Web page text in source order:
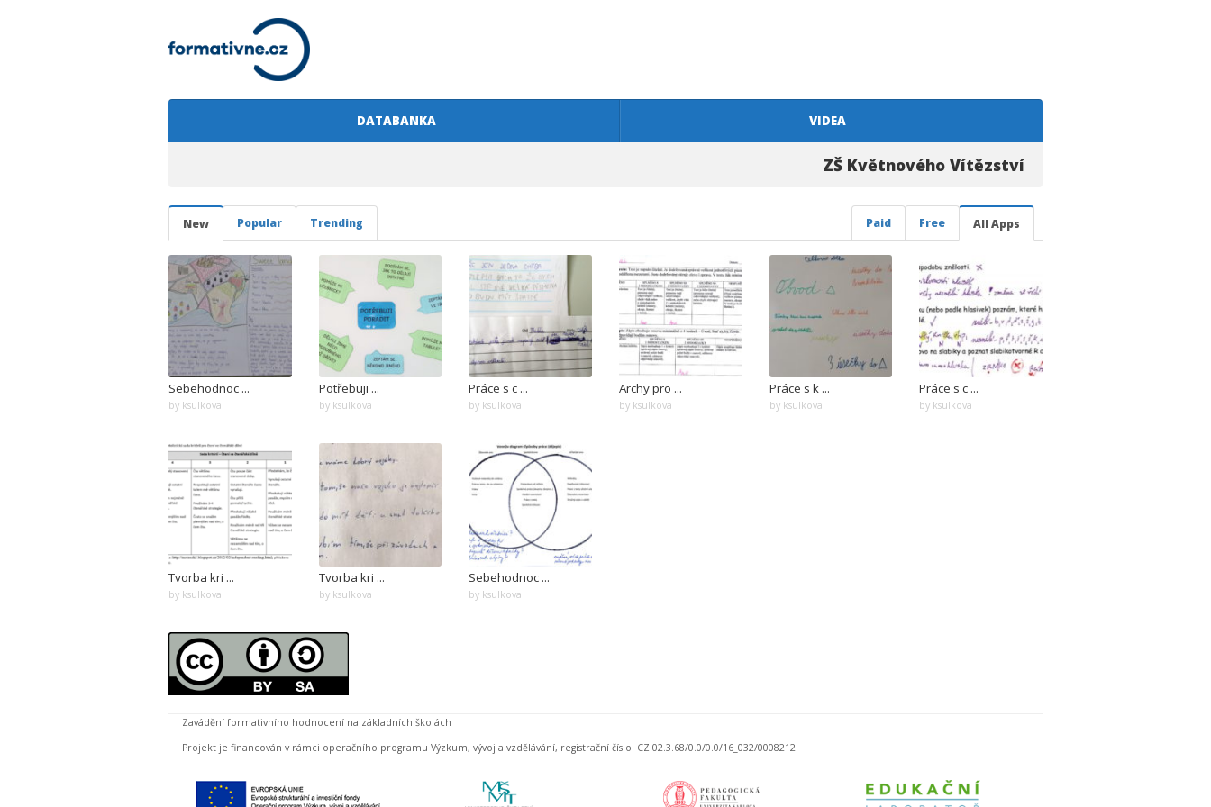
DATABANKA VIDEA
ZŠ Květnového Vítězství
Paid Free All Apps
New Popular Trending
Sebehodnoc ...
by ksulkova
Potřebuji ...
by ksulkova
Práce s c ...
by ksulkova
Archy pro ...
by ksulkova
Práce s k ...
by ksulkova
Práce s c ...
by ksulkova
Tvorba kri ...
by ksulkova
Tvorba kri ...
by ksulkova
Sebehodnoc ...
by ksulkova
Zavádění formativního hodnocení na základních školách
Projekt je financován v rámci operačního programu Výzkum, vývoj a vzdělávání, registrační číslo: CZ.02.3.68/0.0/0.0/16_032/0008212